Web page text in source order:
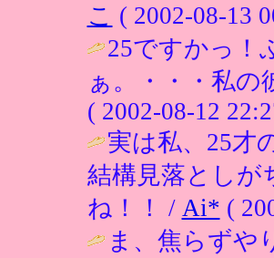
こ ( 2002-08-13
25ですかっ！
ぁ。・・・私
( 2002-08-12
実は私、25才
結構見落としが
ね！！ / Ai* (
ま、焦らずや